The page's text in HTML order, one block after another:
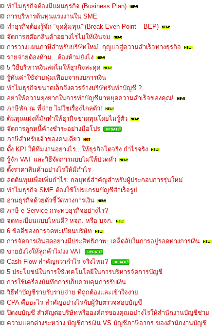
ทำไมธุรกิจต้องมีแผนธุรกิจ (Business Plan)
การบริหารต้นทุนแรงงานใน SME
ทำธุรกิจต้องรู้จัก “จุดคุ้มทุน” (Break Even Point – BEP)
จัดการสต๊อกสินค้าอย่างไรไม่ให้เงินจม
การวางแผนภาษีสำหรับบริษัทใหม่: กุญแจสู่ความสำเร็จทางธุรกิจ
รายจ่ายต้องห้าม...ต้องห้ามยังไง
5 วิธีบริหารเงินสดไม่ให้ธุรกิจสะดุด
รู้ทันค่าใช้จ่ายฟุ่มเฟือยจากงบการเงิน
ทำไมธุรกิจขนาดเล็กจึงควรจ้างบริษัทรับทำบัญชี ?
อย่าให้ความยุ่งยากในการทำบัญชีมาหยุดความสำเร็จของคุณ!
ภาษีหัก ณ ที่จ่าย ไม่ใช่เรื่องไกลตัว!
ต้นทุนแฝงที่มักทำให้ธุรกิจขาดทุนโดยไม่รู้ตัว
จัดการลูกหนี้ค้างชำระอย่างมือโปร
ภาษีสำหรับเจ้าของคนเดียว
ตั้ง KPI ให้ทีมงานอย่างไร...ให้ธุรกิจโตจริง กำไรจริง
รู้จัก VAT และวิธีจัดการแบบไม่ให้ปวดหัว
ตั้งราคาสินค้าอย่างไรให้มีกำไร
ลดต้นทุนเพื่อเพิ่มกำไร: กลยุทธ์สำคัญสำหรับผู้ประกอบการรุ่นใหม่
ทำไมธุรกิจ SME ต้องใช้โปรแกรมบัญชีสำเร็จรูป
อ่านธุรกิจด้วยตัวชี้วัดทางการเงิน
ภาษี e-Service กระทบธุรกิจอย่างไร?
จดทะเบียนแบบไหนดี? หจก. หรือ บจก.
6 ข้อดีของการจดทะเบียนบริษัท
การจัดการเงินสดอย่างมีประสิทธิภาพ: เคล็ดลับในการอยู่รอดทางการเงิน
ขายยังไงให้ลูกค้าไม่งง VAT
Cash Flow สำคัญกว่ากำไร จริงไหม?
5 ประโยชน์ในการใช้เทคโนโลยีในการบริหารจัดการบัญชี
การใช้เครื่องบันทึกการเก็บควบคุมการรับเงิน
วิธีทำบัญชีรายรับรายจ่าย ที่ถูกต้องและเข้าใจง่าย
CPA คืออะไร สำคัญอย่างไรกับผู้รับตรวจสอบบัญชี
ปิดงบบัญชี สำคัญต่อบริษัทหรือองค์กรของคุณอย่างไรให้สำนักงานบัญชีช่วย
ความแตกต่างระหว่าง บัญชีการเงิน VS บัญชีภาษีอากร ของสำนักงานบัญชี